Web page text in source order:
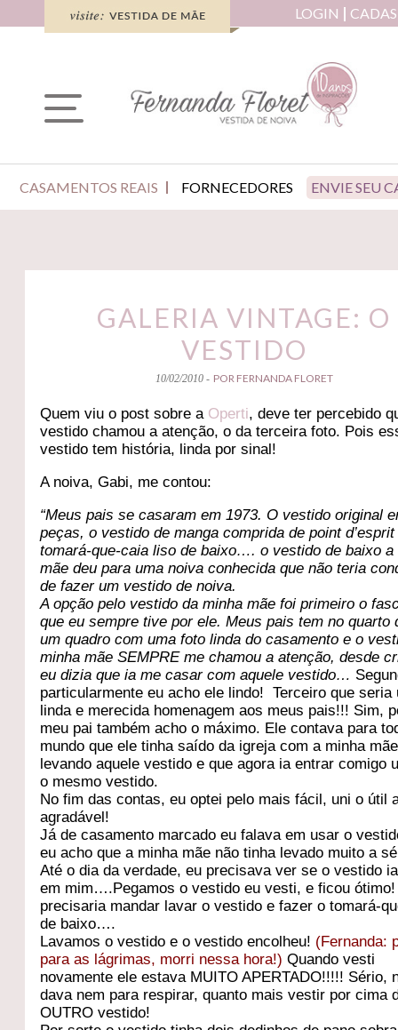
LOGIN
CASAMENTOS REAIS FORNECEDORES ENVIE SEU
GALERIA VINTAGE: O
VESTIDO
10/02/2010 - POR FERNANDA FLORET
Quem viu o post sobre a Operti, deve ter percebido
vestido chamou a atenção, o da terceira foto. Pois
vestido tem história, linda por sinal!
A noiva, Gabi, me contou:
“Meus pais se casaram em 1973. O vestido original
peças, o vestido de manga comprida depoint
tomará-que-caia liso de baixo…. o vestido de baixo a
mãe deu para uma noiva conhecida que não teria
de fazer um vestido de noiva.
A opção pelo vestido da minha mãe foi primeiro o
que eu sempre tive por ele. Meus pais tem no quarto
um quadro com uma foto linda do casamento e o
minha mãe SEMPRE me chamou a atenção, desde
eu dizia que ia me casar com aquele vestido…
particularmente eu acho ele lindo! Terceiro que seria
linda e merecida homenagem aos meus pais!!! Sim,
meu pai também acho o máximo. Ele contava para
mundo que ele tinha saído da igreja com a minha mãe
levando aquele vestido e que agora ia entrar comigo
o mesmo vestido.
No fim das contas, eu optei pelo mais fácil, uni o útil
agradável!
Já de casamento marcado eu falava em usar o
eu acho que a minha mãe não tinha levado muito a
Até o dia da verdade, eu precisava ver se o vestido
em mim….Pegamos o vestido eu vesti, e ficou
precisaria mandar lavar o vestido e fazer o tomará-
de baixo….
Lavamos o vestido e o vestido encolheu! (Fernanda:
para as lágrimas, morri nessa hora!)Quando vesti
novamente ele estava MUITO APERTADO!!!!! Sério,
dava nem para respirar, quanto mais vestir por cima
OUTRO vestido!